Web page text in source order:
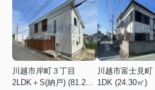
川越市岸町３丁目
川越市富士見町
1DK (24.30㎡)